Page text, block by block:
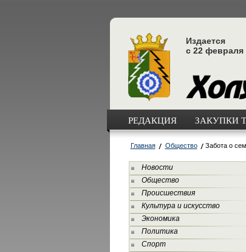
Издается
с 22 февраля
РЕДАКЦИЯ ЗАКУПКИ
Главная Общество Забота о
Новости
Общество
Происшествия
Культура и искусство
Экономика
Политика
Спорт